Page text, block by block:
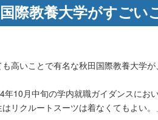
国際教養大学がすごい
高いことで有名な秋田国際教養大学
年10月中旬の学内就職ガイダンスにおい
はリクルートスーツは着なくてもよい。